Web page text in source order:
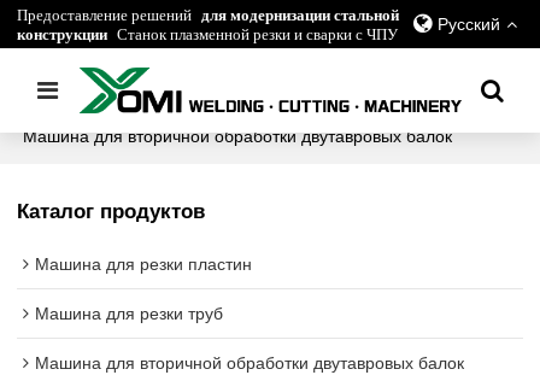
Предоставление решений для модернизации стальной
конструкции Станок плазменной резки и сварки с ЧПУ Русский
Главная / все /
Машина для вторичной обработки двутавровых балок
Каталог продуктов
Машина для резки пластин
Машина для резки труб
Машина для вторичной обработки двутавровых балок